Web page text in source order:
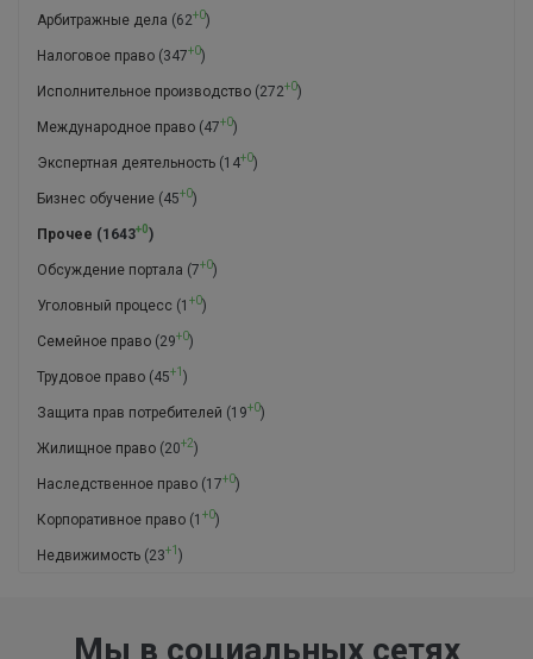
Арбитражные дела (62+0)
Налоговое право (347+0)
Исполнительное производство (272+0)
Международное право (47+0)
Экспертная деятельность (14+0)
Бизнес обучение (45+0)
Прочее (1643+0)
Обсуждение портала (7+0)
Уголовный процесс (1 +0)
Семейное право (29+0)
Трудовое право (45+1 )
Защита прав потребителей (19+0)
Жилищное право (20+2)
Наследственное право (17+0)
Корпоративное право (1 +0)
Недвижимость (23+1 )
Мы в социальных сетях